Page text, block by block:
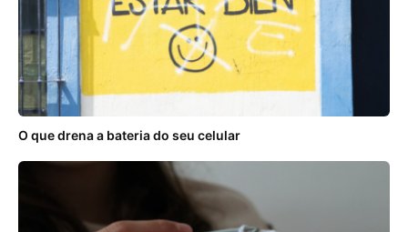
O que drena a bateria do seu celular